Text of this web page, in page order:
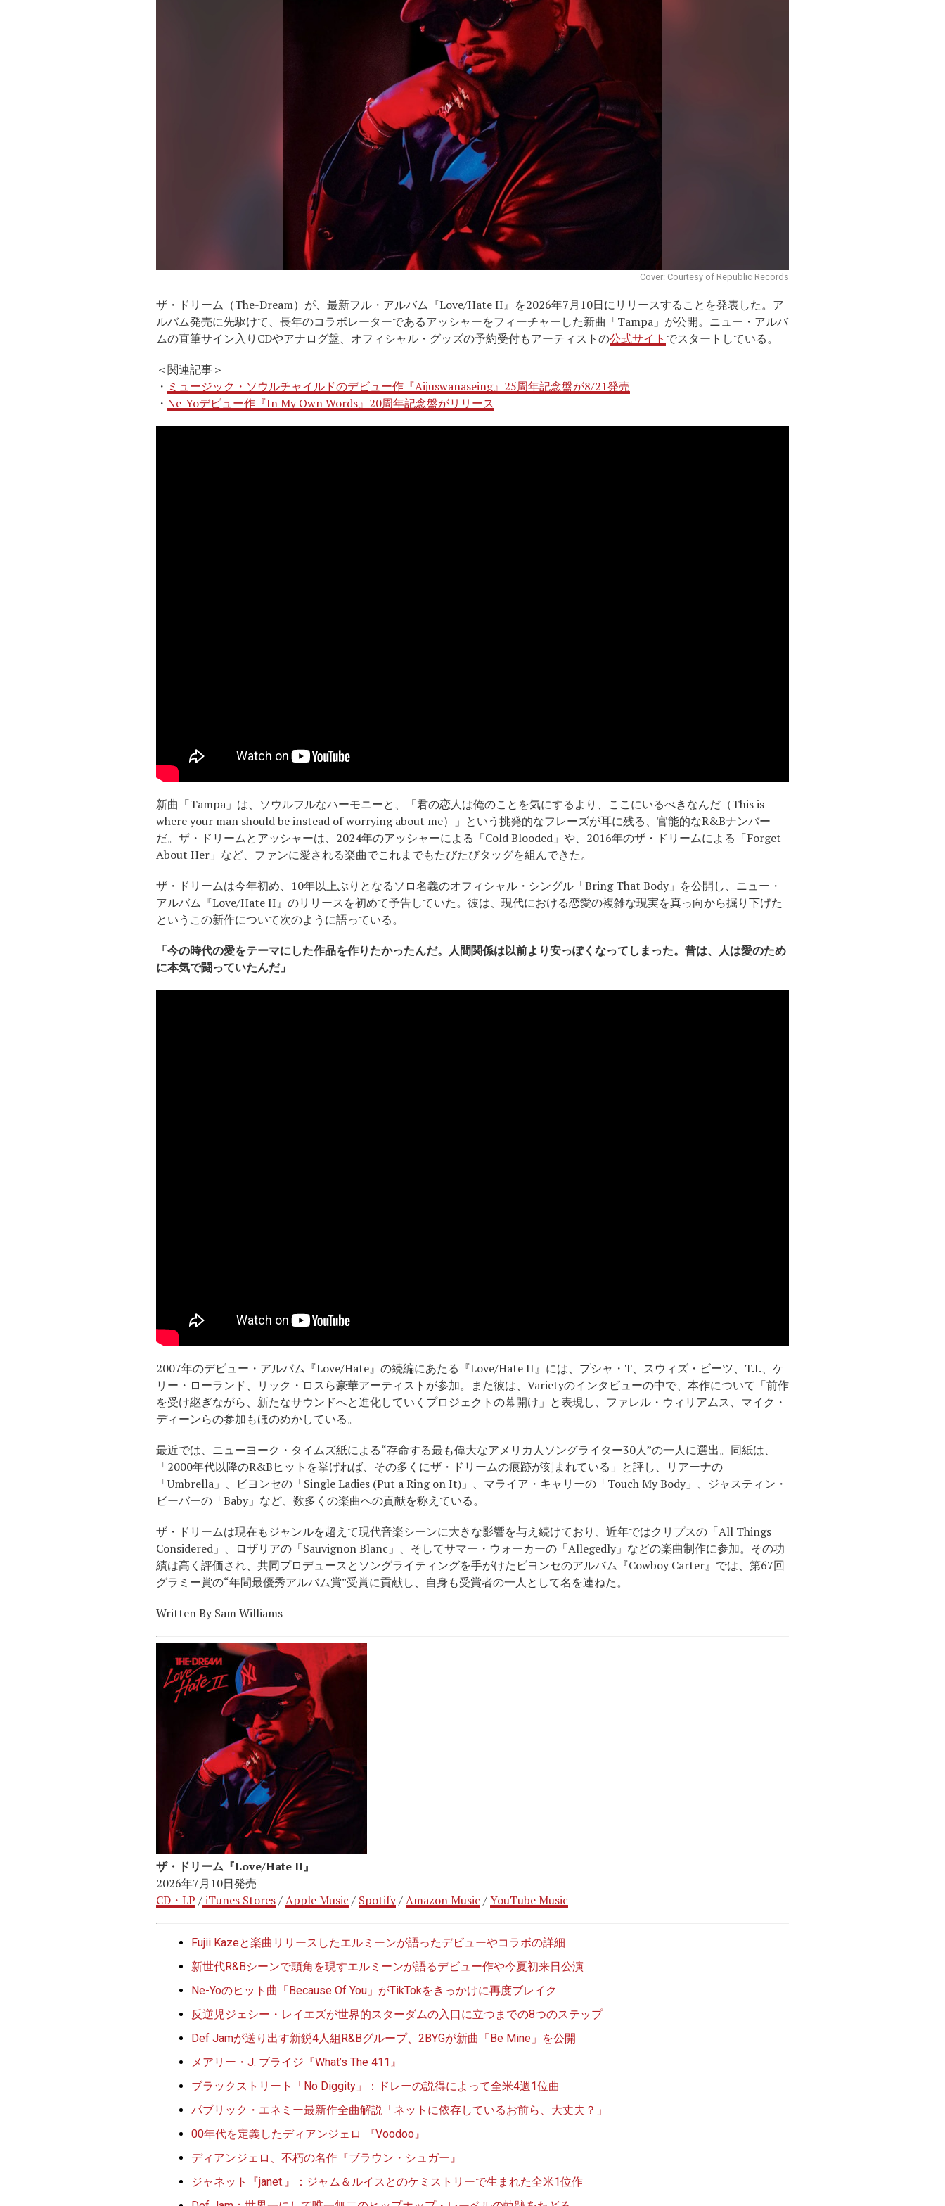
Cover: Courtesy of Republic Records
ザ・ドリーム（The-Dream）が、最新フル・アルバム『Love/Hate II』を2026年7月10日にリリースすることを発表した。ア
ルバム発売に先駆けて、長年のコラボレーターであるアッシャーをフィーチャーした新曲「Tampa」が公開。ニュー・アルバ
ムの直筆サイン入りCDやアナログ盤、オフィシャル・グッズの予約受付もアーティストの公式サイト でスタートしている。
＜関連記事＞
・ ミュージック・ソウルチャイルドのデビュー作『Aijuswanaseing』25周年記念盤が8/21発売
・ Ne-Yoデビュー作『In My Own Words』20周年記念盤がリリース
新曲「Tampa」は、ソウルフルなハーモニーと、「君の恋人は俺のことを気にするより、ここにいるべきなんだ（This is
where your man should be instead of worrying about me）」という挑発的なフレーズが耳に残る、官能的なR&Bナンバー
だ。ザ・ドリームとアッシャーは、2024年のアッシャーによる「Cold Blooded」や、2016年のザ・ドリームによる「Forget
About Her」など、ファンに愛される楽曲でこれまでもたびたびタッグを組んできた。
ザ・ドリームは今年初め、10年以上ぶりとなるソロ名義のオフィシャル・シングル「Bring That Body」を公開し、ニュー・
アルバム『Love/Hate II』のリリースを初めて予告していた。彼は、現代における恋愛の複雑な現実を真っ向から掘り下げた
というこの新作について次のように語っている。
「今の時代の愛をテーマにした作品を作りたかったんだ。人間関係は以前より安っぽくなってしまった。昔は、人は愛のため
に本気で闘っていたんだ」
2007年のデビュー・アルバム『Love/Hate』の続編にあたる『Love/Hate II』には、プシャ・T、スウィズ・ビーツ、T.I.、ケ
リー・ローランド、リック・ロスら豪華アーティストが参加。また彼は、Varietyのインタビューの中で、本作について「前作
を受け継ぎながら、新たなサウンドへと進化していくプロジェクトの幕開け」と表現し、ファレル・ウィリアムス、マイク・
ディーンらの参加もほのめかしている。
最近では、ニューヨーク・タイムズ紙による“存命する最も偉大なアメリカ人ソングライター30人”の一人に選出。同紙は、
「2000年代以降のR&Bヒットを挙げれば、その多くにザ・ドリームの痕跡が刻まれている」と評し、リアーナの
「Umbrella」、ビヨンセの「Single Ladies (Put a Ring on It)」、マライア・キャリーの「Touch My Body」、ジャスティン・
ビーバーの「Baby」など、数多くの楽曲への貢献を称えている。
ザ・ドリームは現在もジャンルを超えて現代音楽シーンに大きな影響を与え続けており、近年ではクリプスの「All Things
Considered」、ロザリアの「Sauvignon Blanc」、そしてサマー・ウォーカーの「Allegedly」などの楽曲制作に参加。その功
績は高く評価され、共同プロデュースとソングライティングを手がけたビヨンセのアルバム『Cowboy Carter』では、第67回
グラミー賞の“年間最優秀アルバム賞”受賞に貢献し、自身も受賞者の一人として名を連ねた。
Written By Sam Williams
ザ・ドリーム『Love/Hate II』
2026年7月10日発売
CD・LP /iTunes Stores/Apple Music / Spotify/Amazon Music /YouTube Music
Fujii Kazeと楽曲リリースしたエルミーンが語ったデビューやコラボの詳細
新世代R&Bシーンで頭角を現すエルミーンが語るデビュー作や今夏初来日公演
Ne-Yoのヒット曲「Because Of You」がTikTokをきっかけに再度ブレイク
反逆児ジェシー・レイエズが世界的スターダムの入口に立つまでの8つのステップ
Def Jamが送り出す新鋭4人組R&Bグループ、2BYGが新曲「Be Mine」を公開
メアリー・J. ブライジ『What’s The 411』
ブラックストリート「No Diggity」：ドレーの説得によって全米4週1位曲
パブリック・エネミー最新作全曲解説「ネットに依存しているお前ら、大丈夫？」
00年代を定義したディアンジェロ 『Voodoo』
ディアンジェロ、不朽の名作『ブラウン・シュガー』
ジャネット『janet.』：ジャム＆ルイスとのケミストリーで生まれた全米1位作